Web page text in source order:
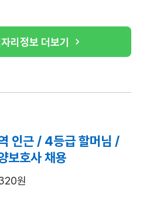
리정보 더보기
인근 / 4등급 할머님 /
보호사 채용
원